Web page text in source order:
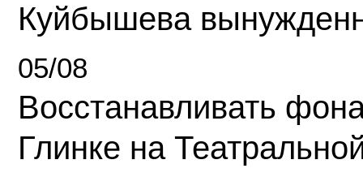
Куйбышева
05/08
Восстанавливать
Глинке на